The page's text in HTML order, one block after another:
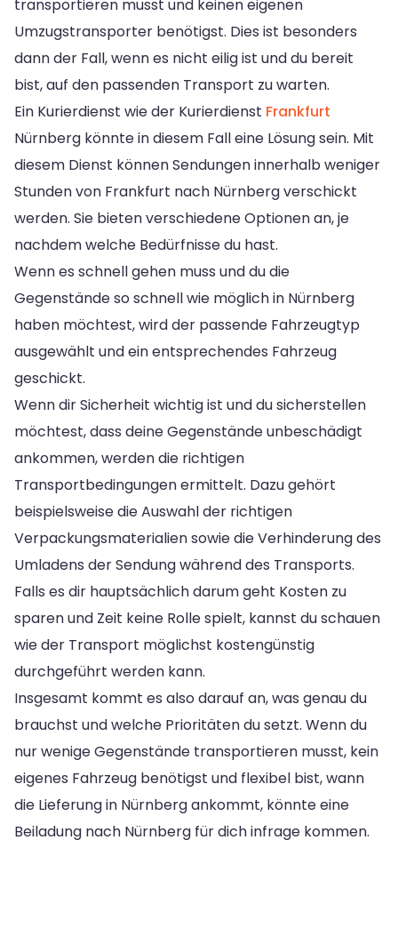
transportieren musst und keinen eigenen
Umzugstransporter benötigst. Dies ist besonders
dann der Fall, wenn es nicht eilig ist und du bereit
bist, auf den passenden Transport zu warten.
Ein Kurierdienst wie der Kurierdienst Frankfurt
Nürnberg könnte in diesem Fall eine Lösung sein. Mit
diesem Dienst können Sendungen innerhalb weniger
Stunden von Frankfurt nach Nürnberg verschickt
werden. Sie bieten verschiedene Optionen an, je
nachdem welche Bedürfnisse du hast.
Wenn es schnell gehen muss und du die
Gegenstände so schnell wie möglich in Nürnberg
haben möchtest, wird der passende Fahrzeugtyp
ausgewählt und ein entsprechendes Fahrzeug
geschickt.
Wenn dir Sicherheit wichtig ist und du sicherstellen
möchtest, dass deine Gegenstände unbeschädigt
ankommen, werden die richtigen
Transportbedingungen ermittelt. Dazu gehört
beispielsweise die Auswahl der richtigen
Verpackungsmaterialien sowie die Verhinderung des
Umladens der Sendung während des Transports.
Falls es dir hauptsächlich darum geht Kosten zu
sparen und Zeit keine Rolle spielt, kannst du schauen
wie der Transport möglichst kostengünstig
durchgeführt werden kann.
Insgesamt kommt es also darauf an, was genau du
brauchst und welche Prioritäten du setzt. Wenn du
nur wenige Gegenstände transportieren musst, kein
eigenes Fahrzeug benötigst und flexibel bist, wann
die Lieferung in Nürnberg ankommt, könnte eine
Beiladung nach Nürnberg für dich infrage kommen.